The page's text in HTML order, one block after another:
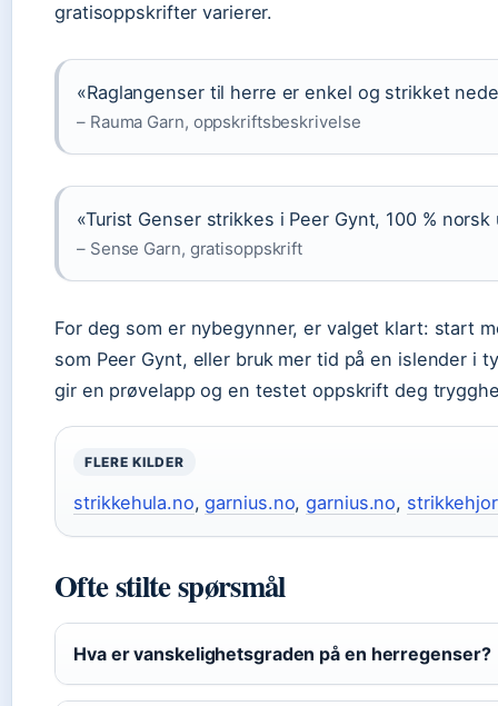
gratisoppskrifter varierer.
«Raglangenser til herre er enkel og strikket
– Rauma Garn, oppskriftsbeskrivelse
«Turist Genser strikkes i Peer Gynt, 100 % norsk
– Sense Garn, gratisoppskrift
For deg som er nybegynner, er valget klart: start
som Peer Gynt, eller bruk mer tid på en islender i
gir en prøvelapp og en testet oppskrift deg
FLERE KILDER
strikkehula.no,garnius.no,garnius.no,
Ofte stilte spørsmål
Hva er vanskelighetsgraden på en herregenser?